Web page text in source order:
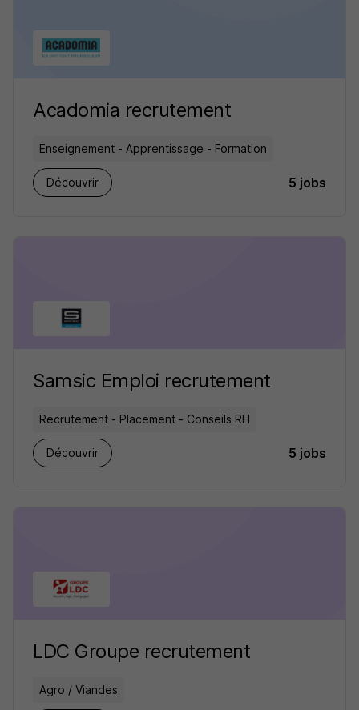
Acadomia recrutement
Enseignement - Apprentissage - Formation
Découvrir 5 jobs
Samsic Emploi recrutement
Recrutement - Placement - Conseils RH
Découvrir 5 jobs
LDC Groupe recrutement
Agro / Viandes